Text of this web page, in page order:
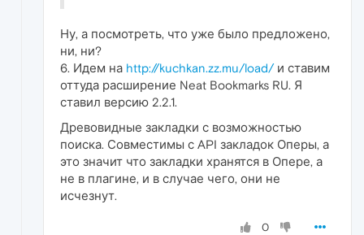
Ну, а посмотреть, что уже было предложено,
ни, ни?
6. Идем на http://kuchkan.zz.mu/load/и ставим
оттуда расширение Neat Bookmarks RU. Я
ставил версию 2.2.1.
Древовидные закладки с возможностью
поиска. Совместимы с API закладок Оперы, а
это значит что закладки хранятся в Опере, а
не в плагине, и в случае чего, они не
исчезнут.
0